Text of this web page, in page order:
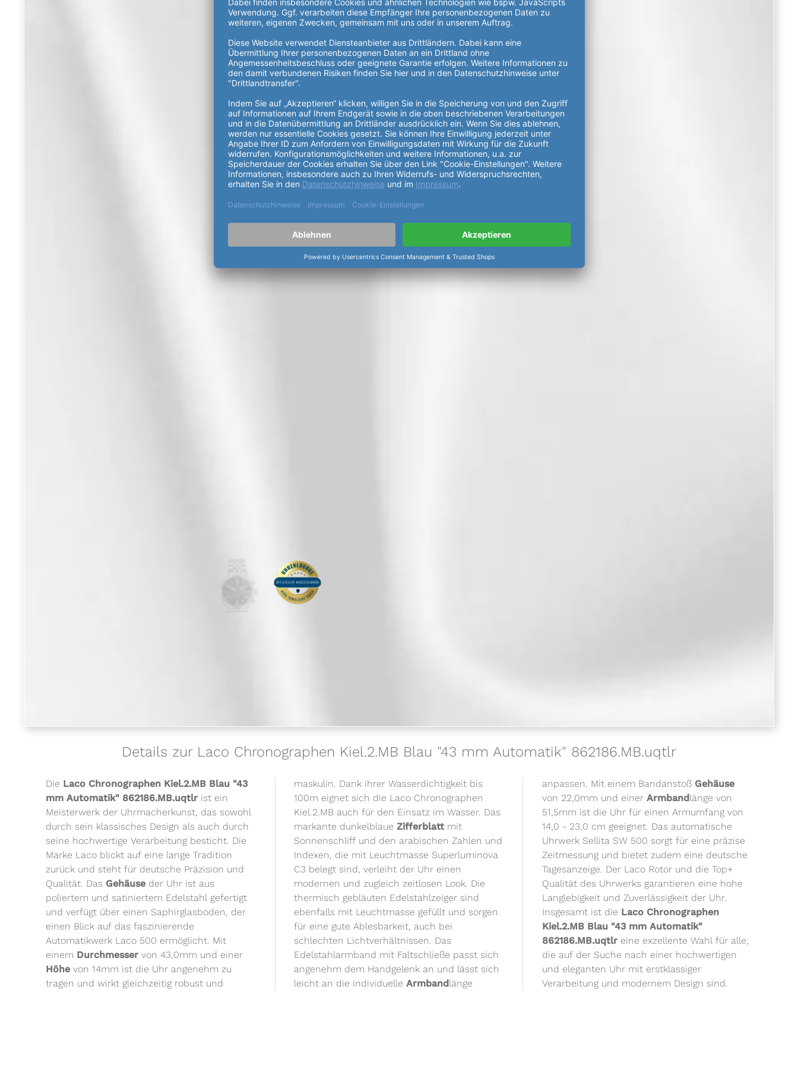
Details zur Laco Chronographen Kiel.2.MB Blau "43 mm Automatik" 862186.MB.uqtlr
Die Laco Chronographen Kiel.2.MB Blau "43
mm Automatik" 862186.MB.uqtlr ist ein
Meisterwerk der Uhrmacherkunst, das sowohl
durch sein klassisches Design als auch durch
seine hochwertige Verarbeitung besticht. Die
Marke Laco blickt auf eine lange Tradition
zurück und steht für deutsche Präzision und
Qualität. Das Gehäuse der Uhr ist aus
poliertem und satiniertem Edelstahl gefertigt
und verfügt über einen Saphirglasboden, der
einen Blick auf das faszinierende
Automatikwerk Laco 500 ermöglicht. Mit
einem Durchmesser von 43,0mm und einer
Höhe von 14mm ist die Uhr angenehm zu
tragen und wirkt gleichzeitig robust und
maskulin. Dank ihrer Wasserdichtigkeit bis
100m eignet sich die Laco Chronographen
Kiel.2.MB auch für den Einsatz im Wasser. Das
markante dunkelblaueZifferblatt mit
Sonnenschliff und den arabischen Zahlen und
Indexen, die mit Leuchtmasse Superluminova
C3 belegt sind, verleiht der Uhr einen
modernen und zugleich zeitlosen Look. Die
thermisch gebläuten Edelstahlzeiger sind
ebenfalls mit Leuchtmasse gefüllt und sorgen
für eine gute Ablesbarkeit, auch bei
schlechten Lichtverhältnissen. Das
Edelstahlarmband mit Faltschließe passt sich
angenehm dem Handgelenk an und lässt sich
leicht an die individuelleArmbandlänge
anpassen. Mit einem Bandanstoß Gehäuse
von 22,0mm und einer Armbandlänge von
51,5mm ist die Uhr für einen Armumfang von
14,0 - 23,0 cm geeignet. Das automatische
Uhrwerk Sellita SW 500 sorgt für eine präzise
Zeitmessung und bietet zudem eine deutsche
Tagesanzeige. Der Laco Rotor und die Top+
Qualität des Uhrwerks garantieren eine hohe
Langlebigkeit und Zuverlässigkeit der Uhr.
Insgesamt ist die Laco Chronographen
Kiel.2.MB Blau "43 mm Automatik"
862186.MB.uqtlreine exzellente Wahl für alle,
die auf der Suche nach einer hochwertigen
und eleganten Uhr mit erstklassiger
Verarbeitung und modernem Design sind.